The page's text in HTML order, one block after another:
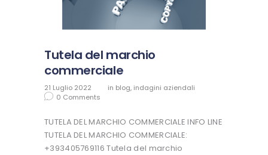
Tutela del marchio
commerciale
21 Luglio 2022 in blog, indagini aziendali
0 Comments
TUTELA DEL MARCHIO COMMERCIALE INFO LINE
TUTELA DEL MARCHIO COMMERCIALE:
+393405769116 Tutela del marchio